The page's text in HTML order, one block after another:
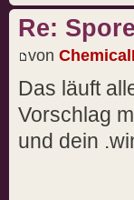
Re:
von
Das läuft
Vorschlag
und dein